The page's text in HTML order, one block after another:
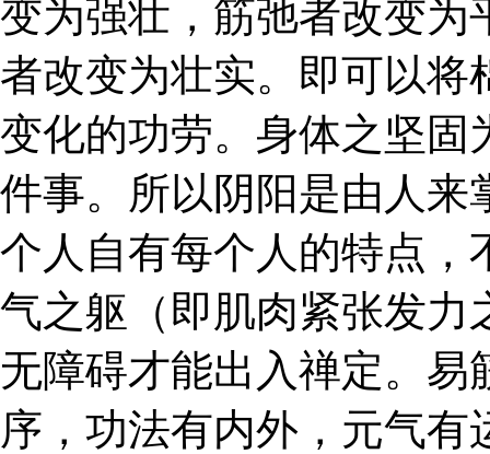
变为强壮，筋弛者改变为
者改变为壮实。即可以将
变化的功劳。身体之坚固
件事。所以阴阳是由人来
个人自有每个人的特点，
气之躯（即肌肉紧张发力
无障碍才能出入禅定。
序，功法有内外，元气